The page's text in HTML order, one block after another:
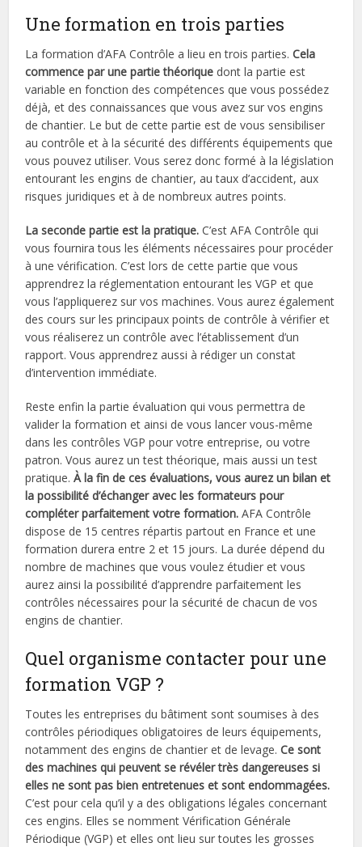
Une formation en trois parties
La formation d’AFA Contrôle a lieu en trois parties.Cela
commence par une partie théorique dont la partie est
variable en fonction des compétences que vous possédez
déjà, et des connaissances que vous avez sur vos engins
de chantier. Le but de cette partie est de vous sensibiliser
au contrôle et à la sécurité des différents équipements que
vous pouvez utiliser. Vous serez donc formé à la législation
entourant les engins de chantier, au taux d’accident, aux
risques juridiques et à de nombreux autres points.
La seconde partie est la pratique. C’est AFA Contrôle qui
vous fournira tous les éléments nécessaires pour procéder
à une vérification. C’est lors de cette partie que vous
apprendrez la réglementation entourant les VGP et que
vous l’appliquerez sur vos machines. Vous aurez également
des cours sur les principaux points de contrôle à vérifier et
vous réaliserez un contrôle avec l’établissement d’un
rapport. Vous apprendrez aussi à rédiger un constat
d’intervention immédiate.
Reste enfin la partie évaluation qui vous permettra de
valider la formation et ainsi de vous lancer vous-même
dans les contrôles VGP pour votre entreprise, ou votre
patron. Vous aurez un test théorique, mais aussi un test
pratique.À la fin de ces évaluations, vous aurez un bilan et
la possibilité d’échanger avec les formateurs pour
compléter parfaitement votre formation. AFA Contrôle
dispose de 15 centres répartis partout en France et une
formation durera entre 2 et 15 jours. La durée dépend du
nombre de machines que vous voulez étudier et vous
aurez ainsi la possibilité d’apprendre parfaitement les
contrôles nécessaires pour la sécurité de chacun de vos
engins de chantier.
Quel organisme contacter pour une
formation VGP ?
Toutes les entreprises du bâtiment sont soumises à des
contrôles périodiques obligatoires de leurs équipements,
notamment des engins de chantier et de levage.Ce sont
des machines qui peuvent se révéler très dangereuses si
elles ne sont pas bien entretenues et sont endommagées.
C’est pour cela qu’il y a des obligations légales concernant
ces engins. Elles se nomment Vérification Générale
Périodique (VGP) et elles ont lieu sur toutes les grosses